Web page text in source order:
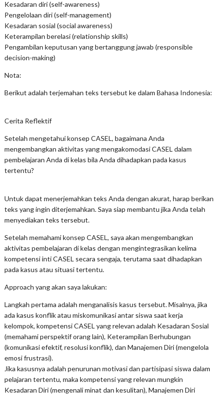
Kesadaran diri (self-awareness)
Pengelolaan diri (self-management)
Kesadaran sosial (social awareness)
Keterampilan berelasi (relationship skills)
Pengambilan keputusan yang bertanggung jawab (responsible
decision-making)
Nota:
Berikut adalah terjemahan teks tersebut ke dalam Bahasa Indonesia:
Cerita Reflektif
Setelah mengetahui konsep CASEL, bagaimana Anda
mengembangkan aktivitas yang mengakomodasi CASEL dalam
pembelajaran Anda di kelas bila Anda dihadapkan pada kasus
tertentu?
Untuk dapat menerjemahkan teks Anda dengan akurat, harap berikan
teks yang ingin diterjemahkan. Saya siap membantu jika Anda telah
menyediakan teks tersebut.
Setelah memahami konsep CASEL, saya akan mengembangkan
aktivitas pembelajaran di kelas dengan mengintegrasikan kelima
kompetensi inti CASEL secara sengaja, terutama saat dihadapkan
pada kasus atau situasi tertentu.
Approach yang akan saya lakukan:
Langkah pertama adalah menganalisis kasus tersebut. Misalnya, jika
ada kasus konflik atau miskomunikasi antar siswa saat kerja
kelompok, kompetensi CASEL yang relevan adalah Kesadaran Sosial
(memahami perspektif orang lain), Keterampilan Berhubungan
(komunikasi efektif, resolusi konflik), dan Manajemen Diri (mengelola
emosi frustrasi).
Jika kasusnya adalah penurunan motivasi dan partisipasi siswa dalam
pelajaran tertentu, maka kompetensi yang relevan mungkin
Kesadaran Diri (mengenali minat dan kesulitan), Manajemen Diri